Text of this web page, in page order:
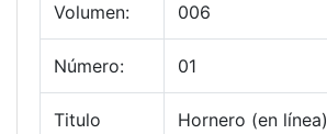
Volumen: 006
Número: 01
Titulo
Hornero (en línea)